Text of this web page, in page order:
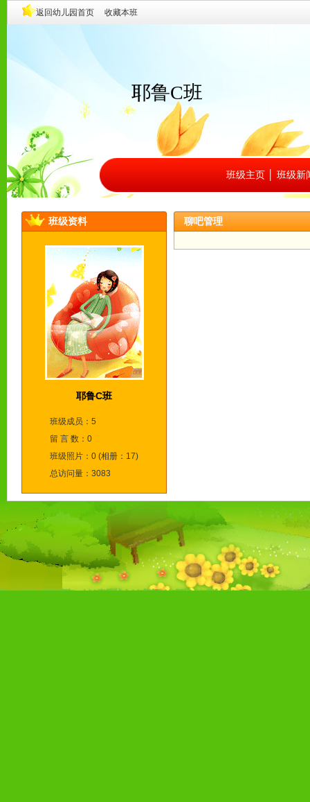
耶鲁C班
班级主页 班级新
班级资料
耶鲁C班
班级成员：5
留 言 数：0
班级照片：0 (相册：17)
总访问量：3083
聊吧管理